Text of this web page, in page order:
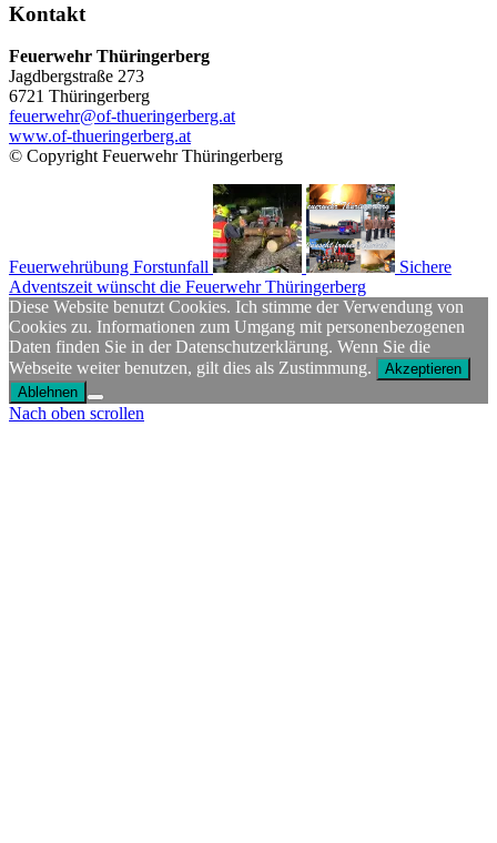
Kontakt
Feuerwehr Thüringerberg
Jagdbergstraße 273
6721 Thüringerberg
feuerwehr@of-thueringerberg.at
www.of-thueringerberg.at
© Copyright Feuerwehr Thüringerberg
Feuerwehrübung Forstunfall
Sichere
Adventszeit wünscht die Feuerwehr Thüringerberg
Diese Website benutzt Cookies. Ich stimme der Verwendung von
Cookies zu. Informationen zum Umgang mit personenbezogenen
Daten finden Sie in der Datenschutzerklärung. Wenn Sie die
Webseite weiter benutzen, gilt dies als Zustimmung.
Akzeptieren
Ablehnen
Nach oben scrollen